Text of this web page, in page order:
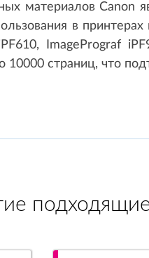
материалов Canon
в
ImagePrograf
10000 страниц, что